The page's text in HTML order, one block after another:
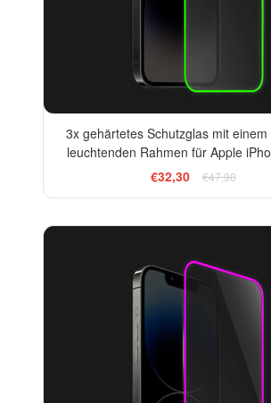
3x gehärtetes Schutzglas mit einem
leuchtenden Rahmen für Apple
€32,30
€47,90